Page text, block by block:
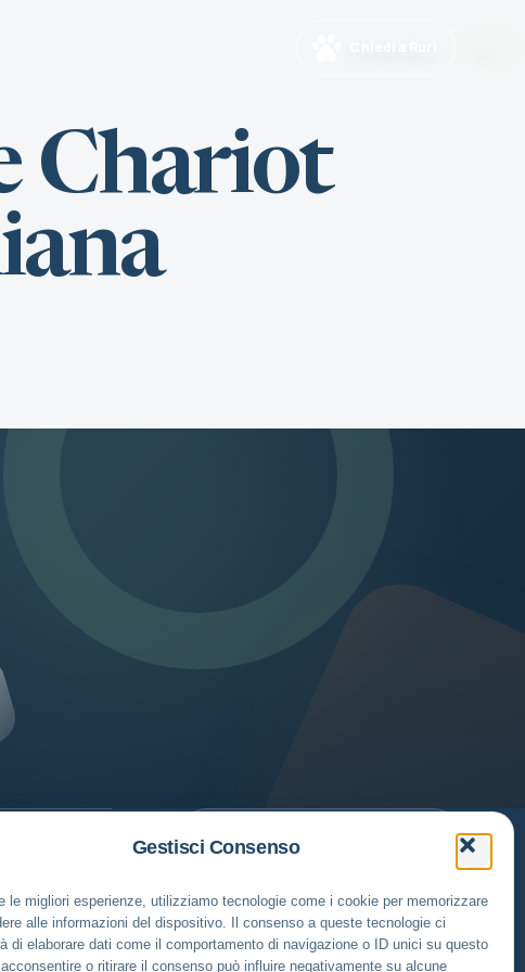
Gestisci Consenso
le migliori esperienze, utilizziamo tecnologie come i cookie per memorizzare
alle informazioni del dispositivo. Il consenso a queste tecnologie ci
di elaborare dati come il comportamento di navigazione o ID unici su questo
o ritirare il consenso può influire negativamente su alcune
Chariot
e
PATROCINATO DAL
Comune di Montelibretti